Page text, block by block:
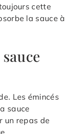
cette
la sauce à
Les émincés
sauce
un repas de